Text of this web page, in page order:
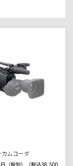
ムコーダ
（税別）
（税込38,500